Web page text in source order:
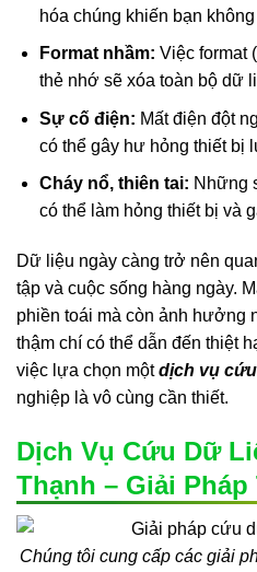
hóa chúng khiến bạn
Format nhầm: Việc format
thẻ nhớ sẽ xóa toàn bộ dữ
Sự cố điện: Mất điện đột
có thể gây hư hỏng thiết bị
Cháy nổ, thiên tai: Những
có thể làm hỏng thiết bị và
Dữ liệu ngày càng trở nên
tập và cuộc sống hàng ngày.
phiền toái mà còn ảnh hưởng
thậm chí có thể dẫn đến thiệt
việc lựa chọn mộtdịch vụ
nghiệp là vô cùng cần thiết.
Dịch Vụ Cứu Dữ
Thạnh – Giải Pháp
Chúng tôi cung cấp các giải